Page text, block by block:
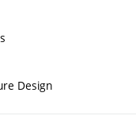
Design